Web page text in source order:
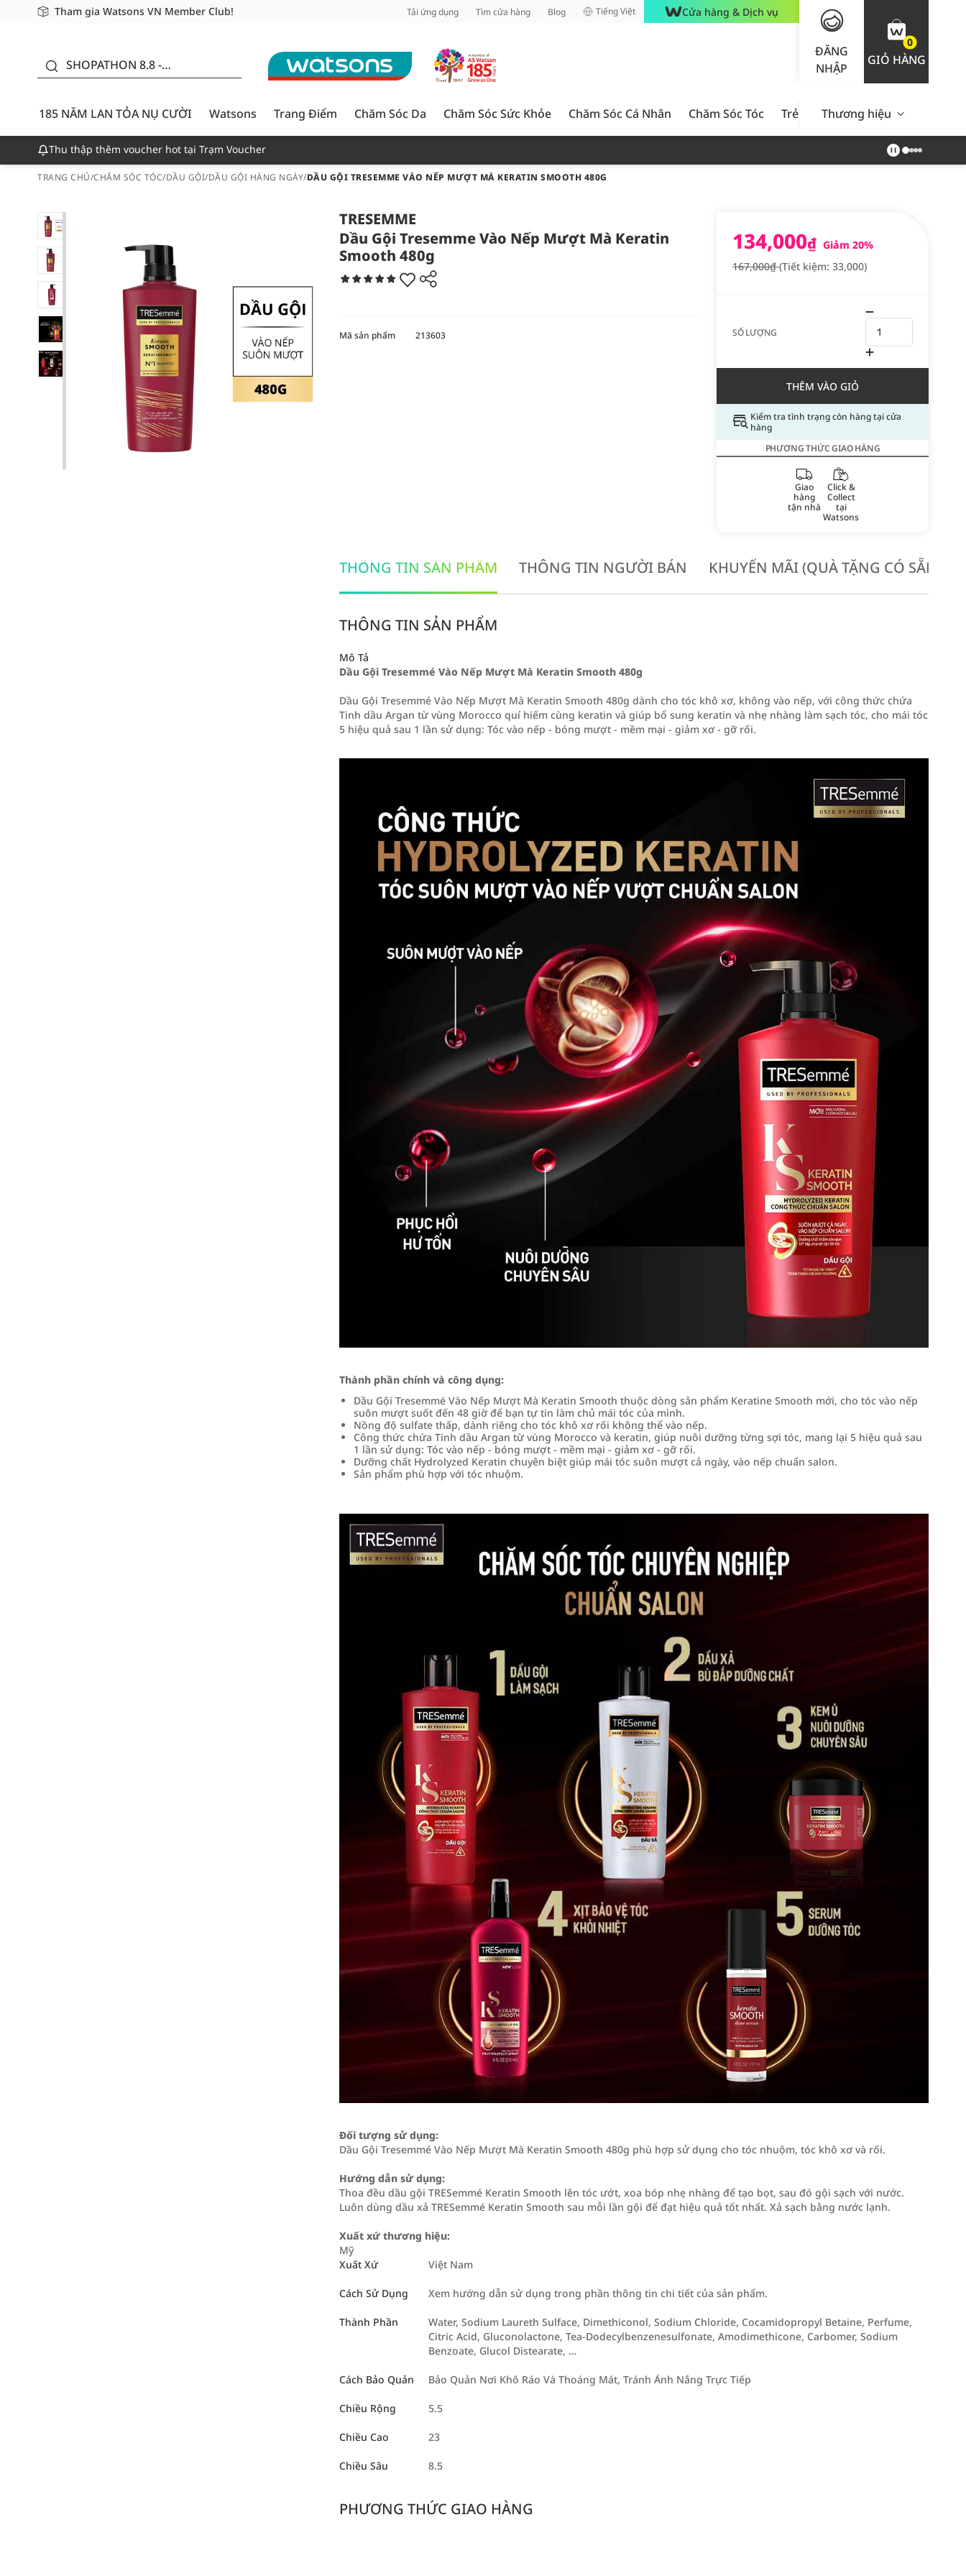
Tham gia Watsons VN Member Club!
Miễn phí giao hàng cho đơn hàng từ 249,000Đ
Giao hàng nhanh 24h - Áp dụng khu vực TP. Hồ Chí Minh Tải ứng dụng Tìm cửa hàng Blog Tiếng Việt Cửa hàng & Dịch vụ
ĐĂNG
NHẬP
0
GIỎ HÀNG
SHOPATHON 8.8 -
CƯỜI - GIẢM ĐẾN
50%
185 NĂM LAN TỎA NỤ CƯỜI
Watsons Trang Điểm Chăm Sóc Da Chăm Sóc Sức Khỏe Chăm Sóc Cá Nhân Chăm Sóc Tóc Trẻ Em Nam Giới Chăm Sóc
Thương hiệu
Thu thập thêm voucher hot tại Trạm Voucher
TRANG CHỦ/CHĂM SÓC TÓC/DẦU GỘI/DẦU GỘI HÀNG NGÀY/DẦU GỘI TRESEMME VÀO NẾP MƯỢT MÀ KERATIN SMOOTH 480G
TRESEMME
Dầu Gội Tresemme Vào Nếp Mượt Mà Keratin
Smooth 480g
134,000₫ Giảm 20%
167,000₫(Tiết kiệm: 33,000)
SỐ LƯỢNG
THÊM VÀO GIỎ
Kiểm tra tình trạng còn hàng tại cửa
hàng
PHƯƠNG THỨC GIAO HÀNG
Giao
hàng
tận nhà
Click &
Collect
tại
Watsons
Mã sản phẩm 213603
THÔNG TIN SẢN PHẨM THÔNG TIN NGƯỜI BÁN KHUYẾN MÃI (QUÀ TẶNG CÓ SẴN
THÔNG TIN SẢN PHẨM
Mô Tả
Dầu Gội Tresemmé Vào Nếp Mượt Mà Keratin Smooth 480g
Dầu Gội Tresemmé Vào Nếp Mượt Mà Keratin Smooth 480g dành cho tóc khô xơ, không vào nếp, với công thức chứa
Tinh dầu Argan từ vùng Morocco quí hiếm cùng keratin và giúp bổ sung keratin và nhẹ nhàng làm sạch tóc, cho mái tóc
5 hiệu quả sau 1 lần sử dụng: Tóc vào nếp - bóng mượt - mềm mại - giảm xơ - gỡ rối.
Thành phần chính và công dụng:
Dầu Gội Tresemmé Vào Nếp Mượt Mà Keratin Smooth thuộc dòng sản phẩm Keratine Smooth mới, cho tóc vào nếp
suôn mượt suốt đến 48 giờ để bạn tự tin làm chủ mái tóc của mình.
Nồng độ sulfate thấp, dành riêng cho tóc khô xơ rối không thể vào nếp.
Công thức chứa Tinh dầu Argan từ vùng Morocco và keratin, giúp nuôi dưỡng từng sợi tóc, mang lại 5 hiệu quả sau
1 lần sử dụng: Tóc vào nếp - bóng mượt - mềm mại - giảm xơ - gỡ rối.
Dưỡng chất Hydrolyzed Keratin chuyên biệt giúp mái tóc suôn mượt cả ngày, vào nếp chuẩn salon.
Sản phẩm phù hợp với tóc nhuộm.
Đối tượng sử dụng:
Dầu Gội Tresemmé Vào Nếp Mượt Mà Keratin Smooth 480g phù hợp sử dụng cho tóc nhuộm, tóc khô xơ và rối.
Hướng dẫn sử dụng:
Thoa đều dầu gội TRESemmé Keratin Smooth lên tóc ướt, xoa bóp nhẹ nhàng để tạo bọt, sau đó gội sạch với nước.
Luôn dùng dầu xả TRESemmé Keratin Smooth sau mỗi lần gội để đạt hiệu quả tốt nhất. Xả sạch bằng nước lạnh.
Xuất xứ thương hiệu:
Mỹ
Xuất Xứ
Việt Nam
Cách Sử Dụng Xem hướng dẫn sử dụng trong phần thông tin chi tiết của sản phẩm.
Thành Phần
Water, Sodium Laureth Sulface, Dimethiconol, Sodium Chloride, Cocamidopropyl Betaine, Perfume,
Citric Acid, Gluconolactone, Tea-Dodecylbenzenesulfonate, Amodimethicone, Carbomer, Sodium
Benzoate, Glucol Distearate, …
Cách Bảo Quản Bảo Quản Nơi Khô Ráo Và Thoáng Mát, Tránh Ánh Nắng Trực Tiếp
Chiều Rộng 5.5
Chiều Cao 23
Chiều Sâu 8.5
PHƯƠNG THỨC GIAO HÀNG